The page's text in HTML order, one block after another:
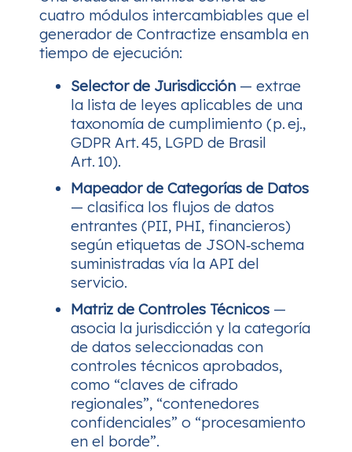
cuatro módulos intercambiables que el
generador de Contractize ensambla en
tiempo de ejecución:
Selector de Jurisdicción — extrae
la lista de leyes aplicables de una
taxonomía de cumplimiento (p. ej.,
GDPR Art. 45, LGPD de Brasil
Art. 10).
Mapeador de Categorías de Datos
— clasifica los flujos de datos
entrantes (PII, PHI, financieros)
según etiquetas de JSON‑schema
suministradas vía la API del
servicio.
Matriz de Controles Técnicos —
asocia la jurisdicción y la categoría
de datos seleccionadas con
controles técnicos aprobados,
como “claves de cifrado
regionales”, “contenedores
confidenciales” o “procesamiento
en el borde”.